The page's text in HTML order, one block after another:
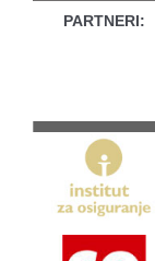
PARTNERI: